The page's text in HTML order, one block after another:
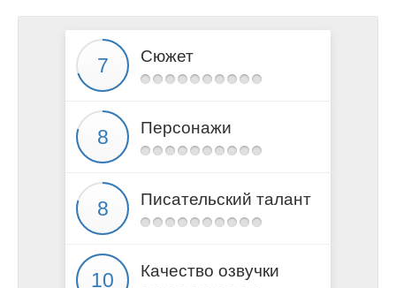
Сюжет
Персонажи
Писательский талант
Качество озвучки